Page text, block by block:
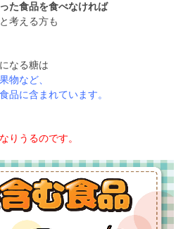
た食品を食べなければ
と考える方も
なる糖は
物など、
品に含まれています。
りうるのです。